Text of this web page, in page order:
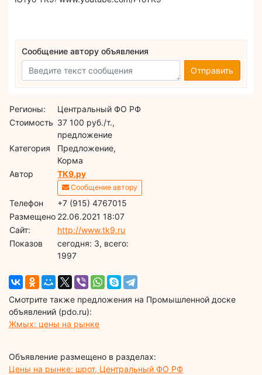
Сообщение автору объявления
Отправить
Регионы:
Центральный ФО РФ
Стоимость 37 100 руб./т.,
предложение
Категория
Предложение,
Корма
Автор
ТК9.ру
Сообщение автору
Телефон
+7 (915) 4767015
Размещено 22.06.2021 18:07
Сайт:
http://www.tk9.ru
Показов
cегодня: 3, всего:
1997
Смотрите также предложения на Промышленной доске
объявлений (pdo.ru):
Жмых: цены на рынке
Объявление размещено в разделах:
Цены на рынке: шрот, Центральный ФО РФ